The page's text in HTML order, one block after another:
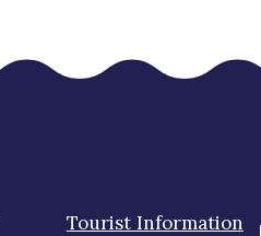
Tourist Information